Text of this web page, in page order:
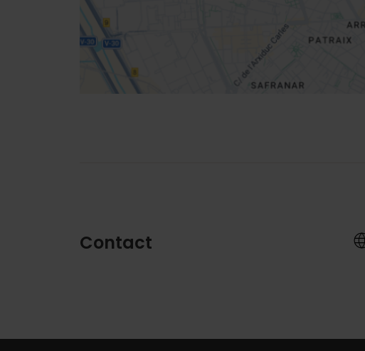
Routebeschrijving
Contact